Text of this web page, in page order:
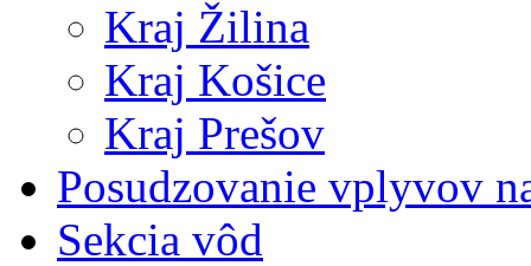
Kraj Žilina
Kraj Košice
Kraj Prešov
Posudzovanie vplyvov
Sekcia vôd